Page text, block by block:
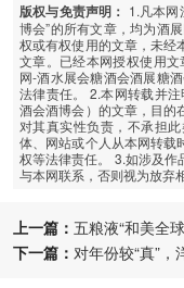
版权与免责声明： 1.凡本网
博会”的所有文章，均为酒
权或有权使用的文章，未经
文章。已经本网授权使用
网-酒水展会糖酒会酒展糖
法律责任。 2.本网转载并
酒会酒博会）的文章，目的
对其真实性负责，不承担
体、网站或个人从本网转载
权等法律责任。 3.如涉及作
与本网联系，否则视为放弃
上一篇： 五粮液“和美全
下一篇： 对年份较“真”